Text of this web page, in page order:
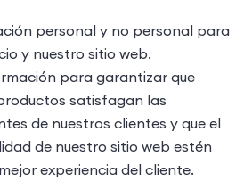
personal y no personal para
y nuestro sitio web.
para garantizar que
satisfagan las
de nuestros clientes y que el
de nuestro sitio web estén
experiencia del cliente.